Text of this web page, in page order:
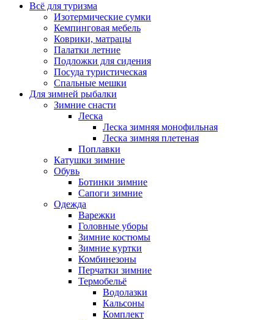
Всё для туризма
Изотермические сумки
Кемпинговая мебель
Коврики, матрацы
Палатки летние
Подложки для сидения
Посуда туристическая
Спальные мешки
Для зимней рыбалки
Зимние снасти
Леска
Леска зимняя монофильная
Леска зимняя плетеная
Поплавки
Катушки зимние
Обувь
Ботинки зимние
Сапоги зимние
Одежда
Варежки
Головные уборы
Зимние костюмы
Зимние куртки
Комбинезоны
Перчатки зимние
Термобельё
Водолазки
Кальсоны
Комплект